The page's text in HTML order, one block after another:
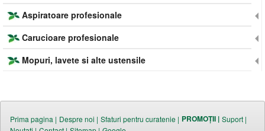
Aspiratoare profesionale
Carucioare profesionale
Mopuri, lavete si alte ustensile
Prima pagina | Despre noi | Sfaturi pentru curatenie | PROMOȚII | Suport |